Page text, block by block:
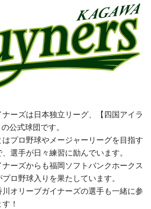
ーズは日本独立リーグ、【四国アイラ
公式球団です。
はプロ野球やメージャーリーグを目指す
選手が日々練習に励んでいます。
ーズからも福岡ソフトバンクホークス
ロ野球入りを果たしています。
オリーブガイナーズの選手も一緒に参
！